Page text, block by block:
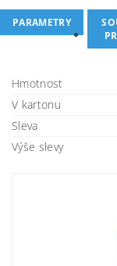
PARAMETRY
Hmotnost
V kartonu
Sleva
Výše slevy